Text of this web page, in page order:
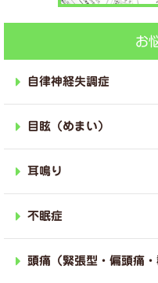
お
自律神経失調症
目眩（めまい）
耳鳴り
不眠症
頭痛（緊張型・偏頭痛・